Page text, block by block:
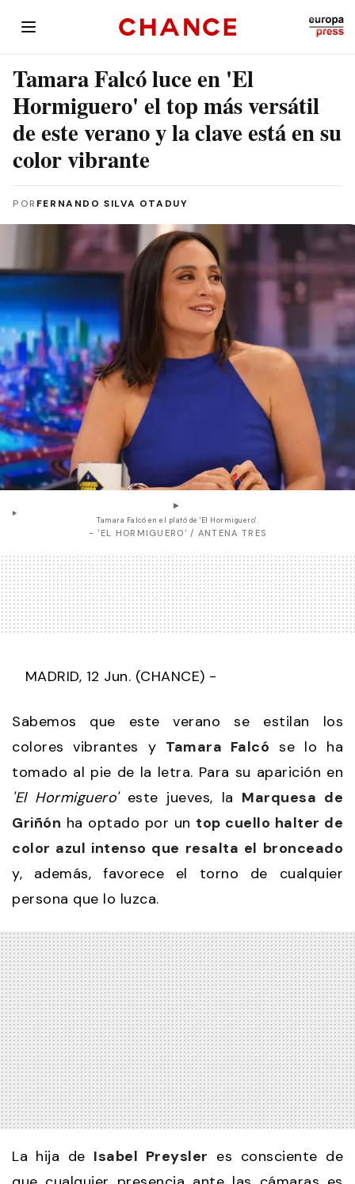
Tamara Falcó luce en 'El
Hormiguero' el top más versátil
de este verano y la clave está en su
color vibrante
POR FERNANDO SILVA OTADUY
Tamara Falcó en el plató de 'El Hormiguero'.
- 'EL HORMIGUERO' / ANTENA TRES
MADRID, 12 Jun. (CHANCE) -
Sabemos que este verano se estilan los
colores vibrantes y Tamara Falcó se lo ha
tomado al pie de la letra. Para su aparición en
'El Hormiguero'este jueves, la Marquesa de
Griñón ha optado por un top cuello halter de
color azul intenso que resalta el bronceado
y, además, favorece el torno de cualquier
persona que lo luzca.
La hija de Isabel Preysler es consciente de